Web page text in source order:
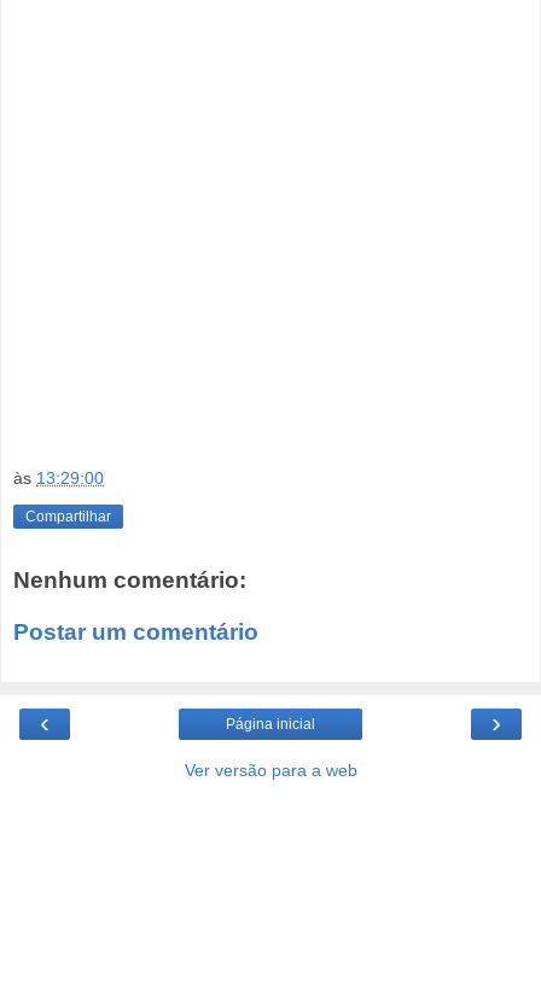
às 13:29:00
Compartilhar
Nenhum comentário:
Postar um comentário
‹ ›
Página inicial
Ver versão para a web